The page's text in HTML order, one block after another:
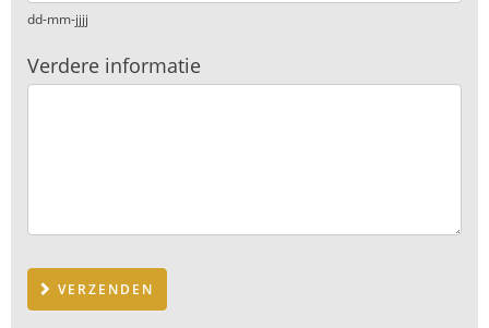
dd-mm-jjjj
Verdere informatie
VERZENDEN